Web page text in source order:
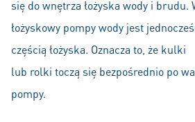
się do wnętrza łożyska wody i brudu.
łożyskowy pompy wody jest
częścią łożyska. Oznacza to, że kulki
lub rolki toczą się bezpośrednio po
pompy.